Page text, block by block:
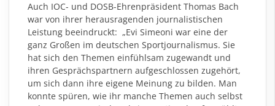
Auch IOC- und DOSB-Ehrenpräsident Thomas Bach
war von ihrer herausragenden journalistischen
Leistung beeindruckt: „Evi Simeoni war eine der
ganz Großen im deutschen Sportjournalismus. Sie
hat sich den Themen einfühlsam zugewandt und
ihren Gesprächspartnern aufgeschlossen zugehört,
um sich dann ihre eigene Meinung zu bilden. Man
konnte spüren, wie ihr manche Themen auch selbst